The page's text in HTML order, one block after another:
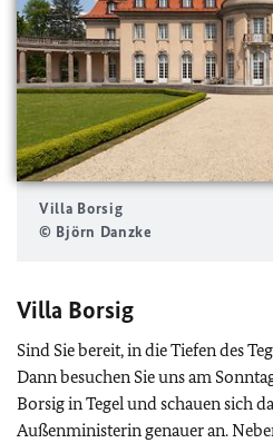
Villa Borsig
© Björn Danzke
Villa Borsig
Sind Sie bereit, in die Tiefen des
Dann besuchen Sie uns am
Borsig in Tegel und schauen sich
Außenministerin genauer an.